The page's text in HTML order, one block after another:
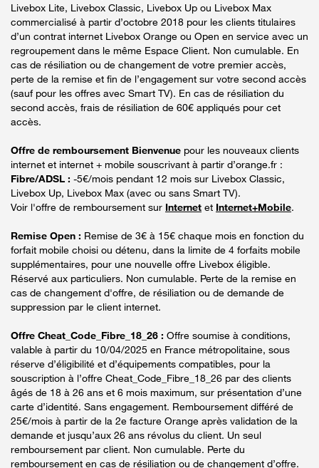
Livebox Lite, Livebox Classic, Livebox Up ou Livebox Max
commercialisé à partir d’octobre 2018 pour les clients titulaires
d’un contrat internet Livebox Orange ou Open en service avec un
regroupement dans le même Espace Client. Non cumulable. En
cas de résiliation ou de changement de votre premier accès,
perte de la remise et fin de l’engagement sur votre second accès
(sauf pour les offres avec Smart TV). En cas de résiliation du
second accès, frais de résiliation de 60€ appliqués pour cet
accès.
Offre de remboursement Bienvenue pour les nouveaux clients
internet et internet + mobile souscrivant à partir d’orange.fr :
Fibre/ADSL : -5€/mois pendant 12 mois sur Livebox Classic,
Livebox Up, Livebox Max (avec ou sans Smart TV).
Voir l'offre de remboursement sur Internet et Internet+Mobile.
Remise Open : Remise de 3€ à 15€ chaque mois en fonction du
forfait mobile choisi ou détenu, dans la limite de 4 forfaits mobile
supplémentaires, pour une nouvelle offre Livebox éligible.
Réservé aux particuliers. Non cumulable. Perte de la remise en
cas de changement d'offre, de résiliation ou de demande de
suppression par le client internet.
Offre Cheat_Code_Fibre_18_26 : Offre soumise à conditions,
valable à partir du 10/04/2025 en France métropolitaine, sous
réserve d’éligibilité et d’équipements compatibles, pour la
souscription à l’offre Cheat_Code_Fibre_18_26 par des clients
âgés de 18 à 26 ans et 6 mois maximum, sur présentation d’une
carte d’identité. Sans engagement. Remboursement différé de
25€/mois à partir de la 2e facture Orange après validation de la
demande et jusqu’aux 26 ans révolus du client. Un seul
remboursement par client. Non cumulable. Perte du
remboursement en cas de résiliation ou de changement d’offre.